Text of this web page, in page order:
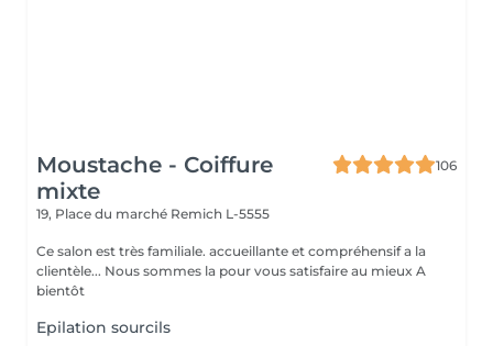
Moustache - Coiffure
mixte
106
19, Place du marché Remich L-5555
Ce salon est très familiale. accueillante et compréhensif a la
clientèle... Nous sommes la pour vous satisfaire au mieux A
bientôt
Epilation sourcils